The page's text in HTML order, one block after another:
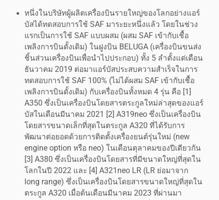
หนึ่งในบริษัทผู้ผลิตเครื่องบินรายใหญ่ของโลกอย่างแอร์
บัสได้ทดสอบการใช้ SAF มาระยะหนึ่งแล้ว โดยในช่วง
แรกเป็นการใช้ SAF แบบผสม (ผสม SAF เข้ากับเชื้อ
เพลิงการบินดั้งเดิม) ในฝูงบิน BELUGA (เครื่องบินขนส่ง
ชิ้นส่วนเครื่องบินเพื่อนำไปประกอบ) ทั้ง 5 ลำตั้งแต่เดือน
ธันวาคม 2019 ต่อมาแอร์บัสประสบความสำเร็จในการ
ทดสอบการใช้ SAF 100% (ไม่ได้ผสม SAF เข้ากับเชื้อ
เพลิงการบินดั้งเดิม) กับเครื่องบินทั้งหมด 4 รุ่น คือ [1]
A350 ซึ่งเป็นเครื่องบินโดยสารตระกูลใหม่ล่าสุดของแอร์
บัสในเดือนมีนาคม 2021 [2] A319neo ซึ่งเป็นเครื่องบิน
โดยสารขนาดเล็กที่สุดในตระกูล A320 ที่ได้รับการ
พัฒนาต่อยอดด้วยการติดตั้งเครื่องยนต์รุ่นใหม่ (new
engine option หรือ neo) ในเดือนตุลาคมของปีเดียวกัน
[3] A380 ซึ่งเป็นเครื่องบินโดยสารที่มีขนาดใหญ่ที่สุดใน
โลกในปี 2022 และ [4] A321neo LR (LR ย่อมาจาก
long range) ซึ่งเป็นเครื่องบินโดยสารขนาดใหญ่ที่สุดใน
ตระกูล A320 เมื่อต้นเดือนมีนาคม 2023 ที่ผ่านมา